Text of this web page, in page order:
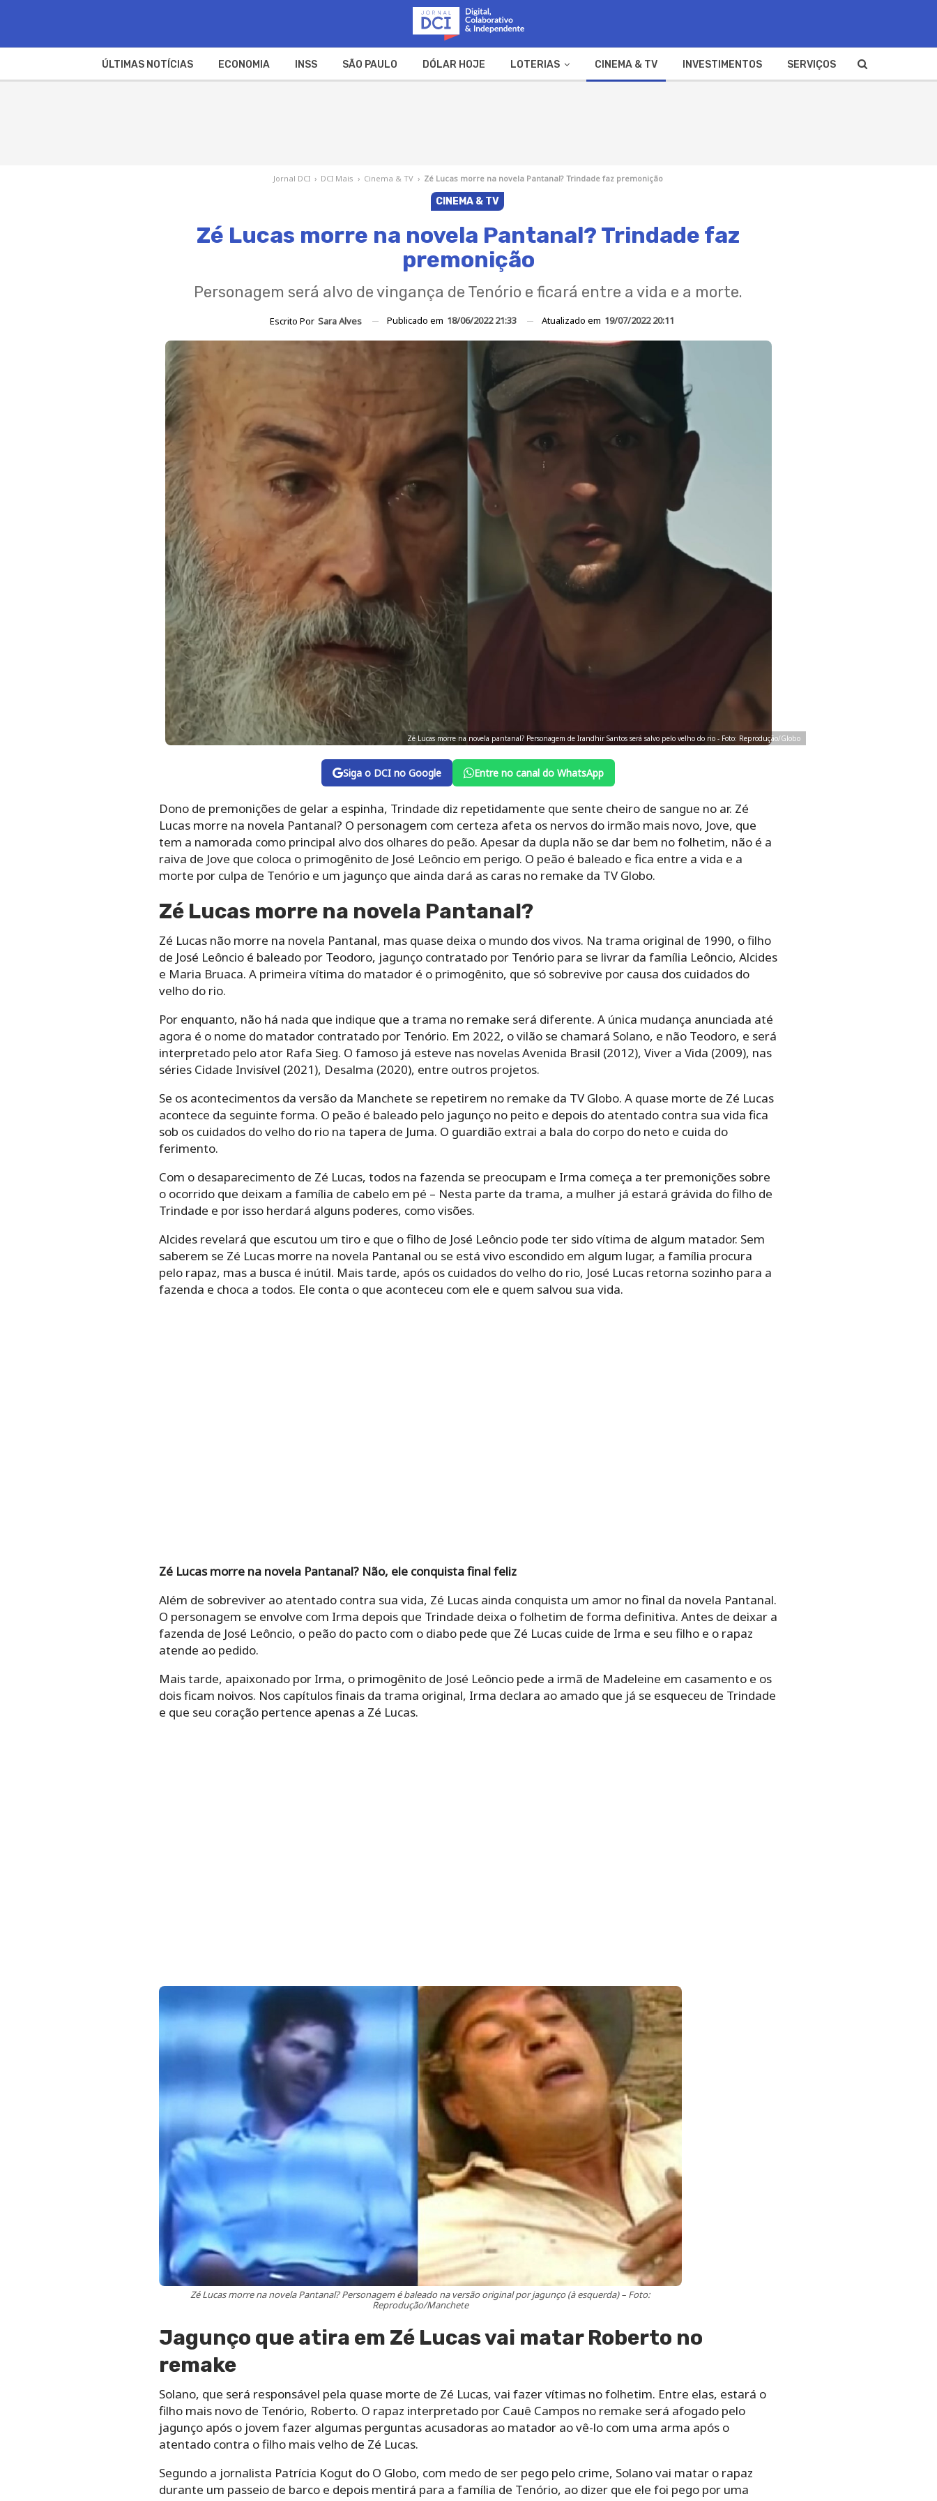
ÚLTIMAS NOTÍCIAS ECONOMIA INSS SÃO PAULO DÓLAR HOJE LOTERIAS CINEMA & TV INVESTIMENTOS SERVIÇOS
Jornal DCI › DCI Mais › Cinema & TV › Zé Lucas morre na novela Pantanal? Trindade faz premonição
CINEMA & TV
Zé Lucas morre na novela Pantanal? Trindade faz
premonição
Personagem será alvo de vingança de Tenório e ficará entre a vida e a morte.
Escrito Por Sara Alves Publicado em 18/06/2022 21:33 Atualizado em 19/07/2022 20:11
Zé Lucas morre na novela pantanal? Personagem de Irandhir Santos será salvo pelo velho do rio - Foto: Reprodução/Globo
Siga o DCI no Google Entre no canal do WhatsApp
Dono de premonições de gelar a espinha, Trindade diz repetidamente que sente cheiro de sangue no ar. Zé
Lucas morre na novela Pantanal? O personagem com certeza afeta os nervos do irmão mais novo, Jove, que
tem a namorada como principal alvo dos olhares do peão. Apesar da dupla não se dar bem no folhetim, não é a
raiva de Jove que coloca o primogênito de José Leôncio em perigo. O peão é baleado e fica entre a vida e a
morte por culpa de Tenório e um jagunço que ainda dará as caras no remake da TV Globo.
Zé Lucas morre na novela Pantanal?
Zé Lucas não morre na novela Pantanal, mas quase deixa o mundo dos vivos. Na trama original de 1990, o filho
de José Leôncio é baleado por Teodoro, jagunço contratado por Tenório para se livrar da família Leôncio, Alcides
e Maria Bruaca. A primeira vítima do matador é o primogênito, que só sobrevive por causa dos cuidados do
velho do rio.
Por enquanto, não há nada que indique que a trama no remake será diferente. A única mudança anunciada até
agora é o nome do matador contratado por Tenório. Em 2022, o vilão se chamará Solano, e não Teodoro, e será
interpretado pelo ator Rafa Sieg. O famoso já esteve nas novelas Avenida Brasil (2012), Viver a Vida (2009), nas
séries Cidade Invisível (2021), Desalma (2020), entre outros projetos.
Se os acontecimentos da versão da Manchete se repetirem no remake da TV Globo. A quase morte de Zé Lucas
acontece da seguinte forma. O peão é baleado pelo jagunço no peito e depois do atentado contra sua vida fica
sob os cuidados do velho do rio na tapera de Juma. O guardião extrai a bala do corpo do neto e cuida do
ferimento.
Com o desaparecimento de Zé Lucas, todos na fazenda se preocupam e Irma começa a ter premonições sobre
o ocorrido que deixam a família de cabelo em pé – Nesta parte da trama, a mulher já estará grávida do filho de
Trindade e por isso herdará alguns poderes, como visões.
Alcides revelará que escutou um tiro e que o filho de José Leôncio pode ter sido vítima de algum matador. Sem
saberem se Zé Lucas morre na novela Pantanal ou se está vivo escondido em algum lugar, a família procura
pelo rapaz, mas a busca é inútil. Mais tarde, após os cuidados do velho do rio, José Lucas retorna sozinho para a
fazenda e choca a todos. Ele conta o que aconteceu com ele e quem salvou sua vida.
Zé Lucas morre na novela Pantanal? Não, ele conquista final feliz
Além de sobreviver ao atentado contra sua vida, Zé Lucas ainda conquista um amor no final da novela Pantanal.
O personagem se envolve com Irma depois que Trindade deixa o folhetim de forma definitiva. Antes de deixar a
fazenda de José Leôncio, o peão do pacto com o diabo pede que Zé Lucas cuide de Irma e seu filho e o rapaz
atende ao pedido.
Mais tarde, apaixonado por Irma, o primogênito de José Leôncio pede a irmã de Madeleine em casamento e os
dois ficam noivos. Nos capítulos finais da trama original, Irma declara ao amado que já se esqueceu de Trindade
e que seu coração pertence apenas a Zé Lucas.
Zé Lucas morre na novela Pantanal? Personagem é baleado na versão original por jagunço (à esquerda) – Foto:
Reprodução/Manchete
Jagunço que atira em Zé Lucas vai matar Roberto no
remake
Solano, que será responsável pela quase morte de Zé Lucas, vai fazer vítimas no folhetim. Entre elas, estará o
filho mais novo de Tenório, Roberto. O rapaz interpretado por Cauê Campos no remake será afogado pelo
jagunço após o jovem fazer algumas perguntas acusadoras ao matador ao vê-lo com uma arma após o
atentado contra o filho mais velho de Zé Lucas.
Segundo a jornalista Patrícia Kogut do O Globo, com medo de ser pego pelo crime, Solano vai matar o rapaz
durante um passeio de barco e depois mentirá para a família de Tenório, ao dizer que ele foi pego por uma